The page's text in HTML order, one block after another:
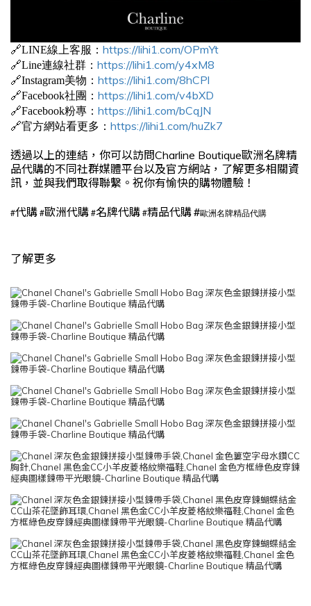
🔗LINE線上客服： https://lihi1.com/OPmYt
🔗Line連線社群： https://lihi1.com/y4xM8
🔗Instagram美物： https://lihi1.com/8hCPl
🔗Facebook社團： https://lihi1.com/v4bXD
🔗Facebook粉專： https://lihi1.com/bCqJN
🔗官方網站看更多： https://lihi1.com/huZk7
透過以上的連結，你可以訪問Charline Boutique歐洲名牌精
品代購的不同社群媒體平台以及官方網站，了解更多相關資
訊，並與我們取得聯繫。祝你有愉快的購物體驗！
#代購#歐洲代購#名牌代購#精品代購#歐洲名牌精品代購
了解更多